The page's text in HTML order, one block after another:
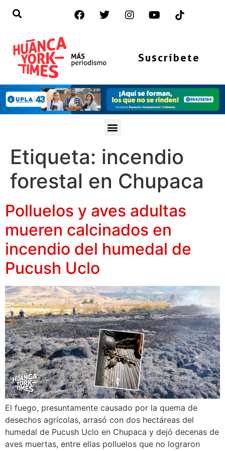
Suscríbete
Etiqueta: incendio
forestal en Chupaca
Polluelos y aves adultas
mueren calcinados en
incendio del humedal de
Pucush Uclo
El fuego, presuntamente causado por la quema de
desechos agrícolas, arrasó con dos hectáreas del
humedal de Pucush Uclo en Chupaca y dejó decenas de
aves muertas, entre ellas polluelos que no lograron